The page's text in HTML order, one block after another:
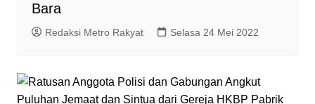
Bara
Redaksi Metro Rakyat Selasa 24 Mei 2022